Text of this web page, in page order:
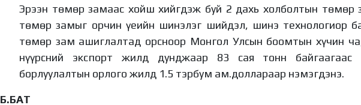
Эрээн төмөр замаас хойш хийгдэж буй 2 дахь холболтын төмөр
төмөр замыг орчин үеийн шинэлэг шийдэл, шинэ технологиор
төмөр зам ашиглалтад орсноор Монгол Улсын боомтын хүчин
нүүрсний экспорт жилд дунджаар 83 сая тонн байгаагаас
борлуулалтын орлого жилд 1.5 тэрбум ам.доллараар нэмэгдэнэ.
Б.БАТ